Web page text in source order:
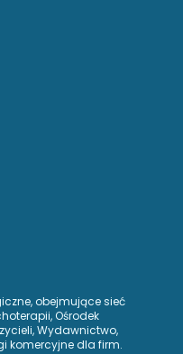
obejmujące sieć
Ośrodek
Wydawnictwo,
komercyjne dla firm.